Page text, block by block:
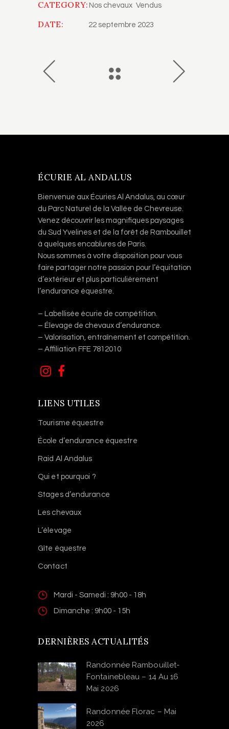
CATEGORY: Nos chevaux Vendus
DATE: 22 septembre 2023
ÉCURIE AL ANDALUS
Bienvenue aux Écuries Al Andalus, au cœur
du Parc Naturel de la Vallée de Chevreuse.
Venez découvrir les magnifiques paysages
du Sud Yvelines et de la forêt de Rambouillet
à quelques encablures de Paris.
Nous sommes à votre disposition pour vous
faire partager notre passion pour l’équitation
d’extérieur et plus particulièrement
l’endurance équestre.
– Labellisée écurie de compétition.
– Élevage de chevaux d’endurance.
– Valorisation, entraînement et compétition.
– Affiliation FFE 7812010
LIENS UTILES
Tourisme équestre
École d’endurance équestre
Raid Al Andalus
Qui et pourquoi ?
Stages d’endurance
Les chevaux
L’élevage
Gîte équestre
Contact
Mardi - Samedi : 9h00 - 18h
Dimanche : 9h00 - 15h
DERNIÈRES ACTUALITÉS
Randonnée Rambouillet-
Fontainebleau – 14 Au 16
Mai 2026
Randonnée Florac – Mai
2026